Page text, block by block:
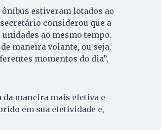
estiveram lotados ao
considerou que a
ao mesmo tempo.
maneira volante, ou seja,
momentos do dia”,
maneira mais efetiva e
em sua efetividade e,